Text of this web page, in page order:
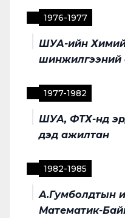
1976-1977
ШУА-ийн
шинжилгээний
1977-1982
ШУА, ФТХ-нд
дэд ажилтан
1982-1985
А.Гумболдтын
Математик-